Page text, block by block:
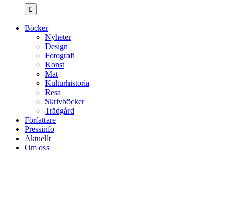
Böcker
Nyheter
Design
Fotografi
Konst
Mat
Kulturhistoria
Resa
Skrivböcker
Trädgård
Författare
Pressinfo
Aktuellt
Om oss